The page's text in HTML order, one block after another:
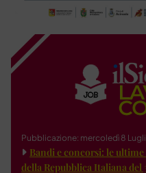
Pubblicazione: mercoledì 8
Bandi e concorsi: le
della Repubblica Italiana del